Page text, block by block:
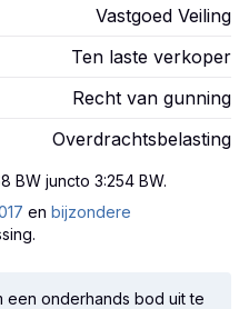
Vastgoed Veiling
Ten laste verkoper
Recht van gunning
Overdrachtsbelasting
BW juncto 3:254 BW.
en bijzondere
een onderhands bod uit te